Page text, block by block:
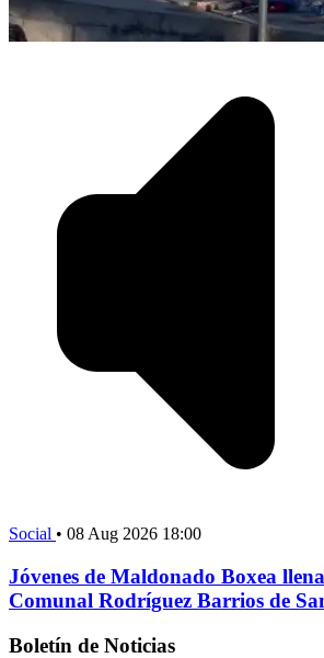
Social • 08 Aug 2026 18:00
Jóvenes de Maldonado Boxea
Comunal Rodríguez Barrios de
Boletín de Noticias